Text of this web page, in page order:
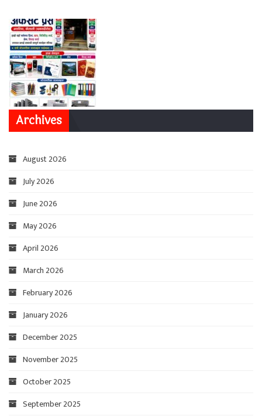
Archives
August 2026
July 2026
June 2026
May 2026
April 2026
March 2026
February 2026
January 2026
December 2025
November 2025
October 2025
September 2025